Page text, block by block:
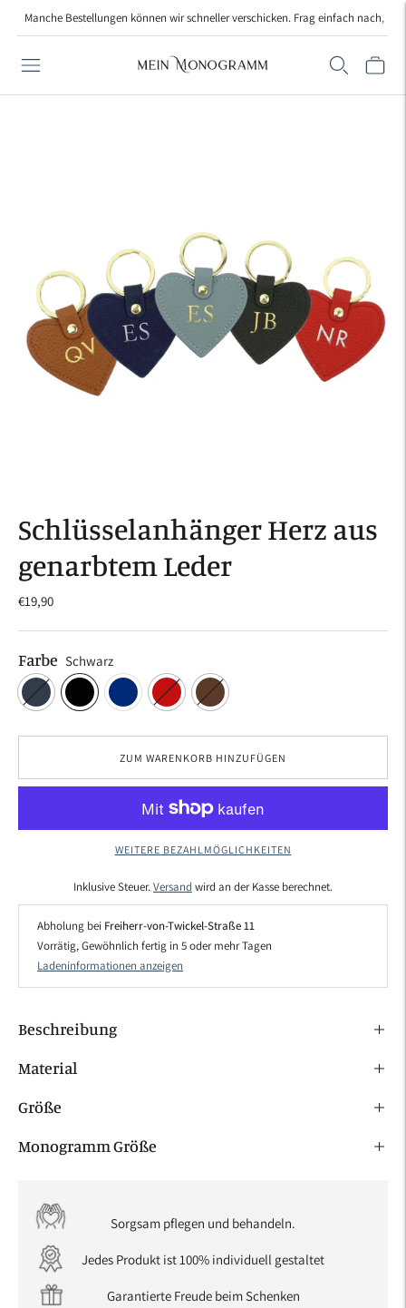
Manche Bestellungen können wir schneller verschicken. Frag einfach nach,
Schlüsselanhänger Herz aus
genarbtem Leder
€19,90
Farbe Schwarz
ZUM WARENKORB HINZUFÜGEN
WEITERE BEZAHLMÖGLICHKEITEN
Inklusive Steuer.Versand wird an der Kasse berechnet.
Abholung bei Freiherr-von-Twickel-Straße 11
Vorrätig, Gewöhnlich fertig in 5 oder mehr Tagen
Ladeninformationen anzeigen
Beschreibung
Material
Größe
Monogramm Größe
Sorgsam pflegen und behandeln.
Jedes Produkt ist 100% individuell gestaltet
Garantierte Freude beim Schenken